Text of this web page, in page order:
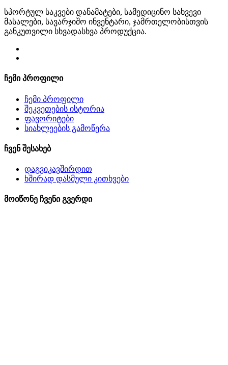
სპორტულ საკვები დანამატები, სამედიცინო სახვევი
მასალები, სავარჯიშო ინვენტარი, ჯამრთელობისთვის
განკუთვილი სხვადასხვა პროდუქცია.
ჩემი პროფილი
ჩემი პროფილი
შეკვეთების ისტორია
ფავორიტები
სიახლეების გამოწერა
ჩვენ შესახებ
დაგვიკავშირდით
ხშირად დასმული კითხვები
მოიწონე ჩვენი გვერდი